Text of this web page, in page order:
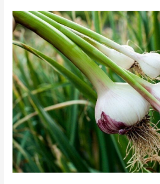
Καλλιέργεια
Σκόρδου:
Συμβουλές
Φύτευσης
–
Agravia